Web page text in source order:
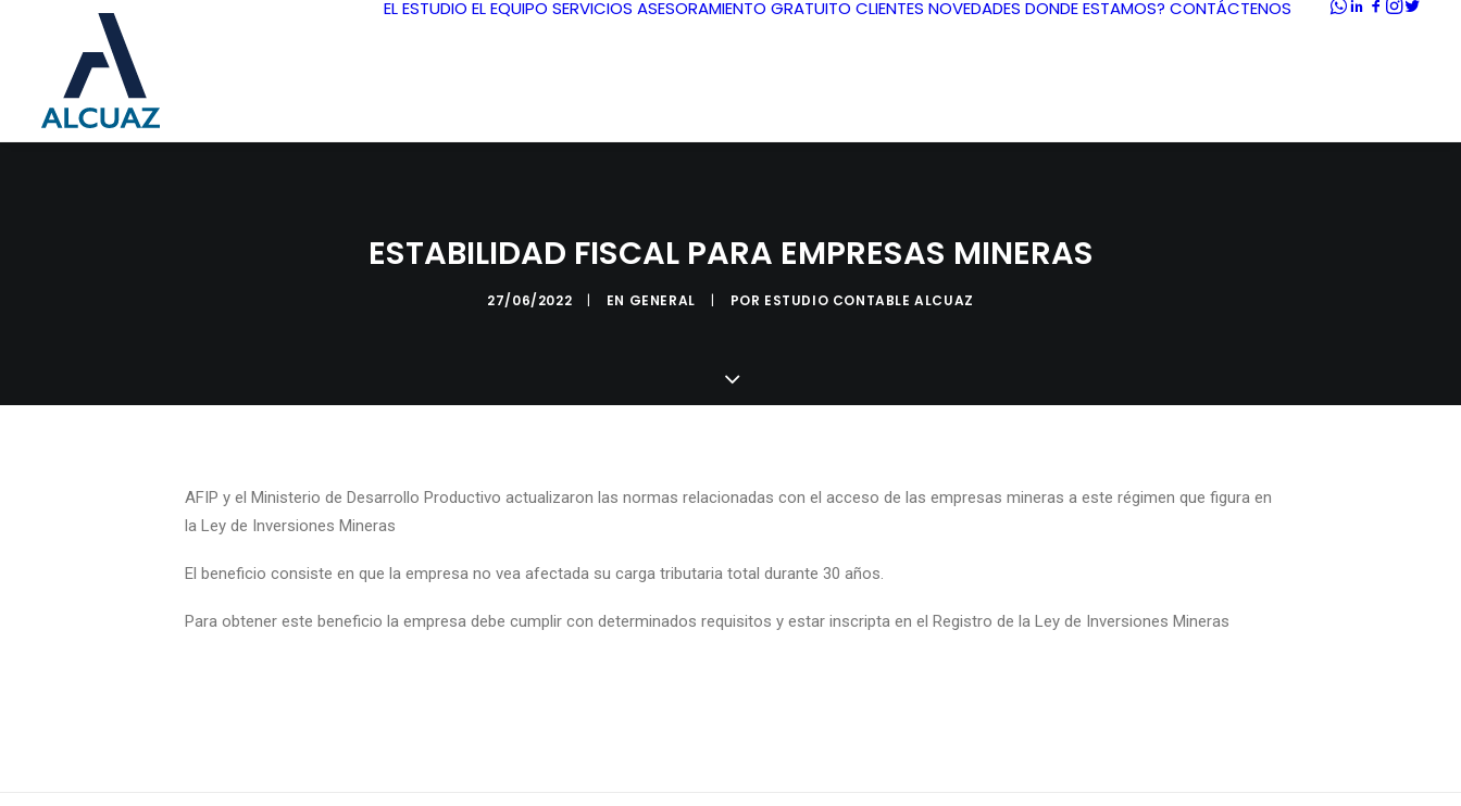
EL ESTUDIO EL EQUIPO SERVICIOS ASESORAMIENTO GRATUITO CLIENTES NOVEDADES DONDE ESTAMOS? CONTÁCTENOS
ESTABILIDAD FISCAL PARA EMPRESAS MINERAS
27/06/2022 | EN GENERAL | POR ESTUDIO CONTABLE ALCUAZ
AFIP y el Ministerio de Desarrollo Productivo actualizaron las normas relacionadas con el acceso de las empresas mineras a este régimen que figura en
la Ley de Inversiones Mineras
El beneficio consiste en que la empresa no vea afectada su carga tributaria total durante 30 años.
Para obtener este beneficio la empresa debe cumplir con determinados requisitos y estar inscripta en el Registro de la Ley de Inversiones Mineras